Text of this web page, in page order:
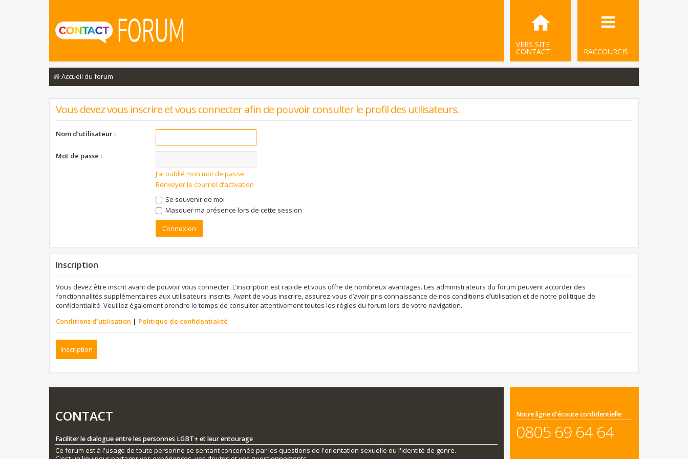
RACCOURCIS
VERS SITE
CONTACT
Accueil du forum
Vous devez vous inscrire et vous connecter afin de pouvoir consulter le profil des utilisateurs.
Nom d’utilisateur :
Mot de passe :
J’ai oublié mon mot de passe
Renvoyer le courriel d’activation
Se souvenir de moi
Masquer ma présence lors de cette session
Inscription
Vous devez être inscrit avant de pouvoir vous connecter. L’inscription est rapide et vous offre de nombreux avantages. Les administrateurs du forum peuvent accorder des
fonctionnalités supplémentaires aux utilisateurs inscrits. Avant de vous inscrire, assurez-vous d’avoir pris connaissance de nos conditions d’utilisation et de notre politique de
confidentialité. Veuillez également prendre le temps de consulter attentivement toutes les règles du forum lors de votre navigation.
Conditions d’utilisation | Politique de confidentialité
Inscription
CONTACT
Faciliter le dialogue entre les personnes LGBT+ et leur entourage
Ce forum est à l'usage de toute personne se sentant concernée par les questions de l'orientation sexuelle ou l'identité de genre.
Notre ligne d'écoute confidentielle
0805 69 64 64